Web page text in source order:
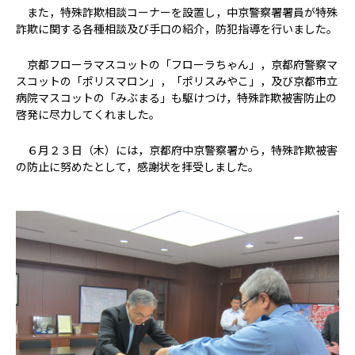
当院の魅力
よくある質問
ご意見箱
また，特殊詐欺相談コーナーを設置し，中京警察署署員が特殊
詐欺に関する各種相談及び手口の紹介，防犯指導を行いました。
京都フローラマスコットの「フローラちゃん」，京都府警察マ
スコットの「ポリスマロン」，「ポリスみやこ」，及び京都市立
病院マスコットの「みぶまる」も駆けつけ，特殊詐欺被害防止の
啓発に尽力してくれました。
６月２３日（木）には，京都府中京警察署から，特殊詐欺被害
の防止に努めたとして，感謝状を拝受しました。